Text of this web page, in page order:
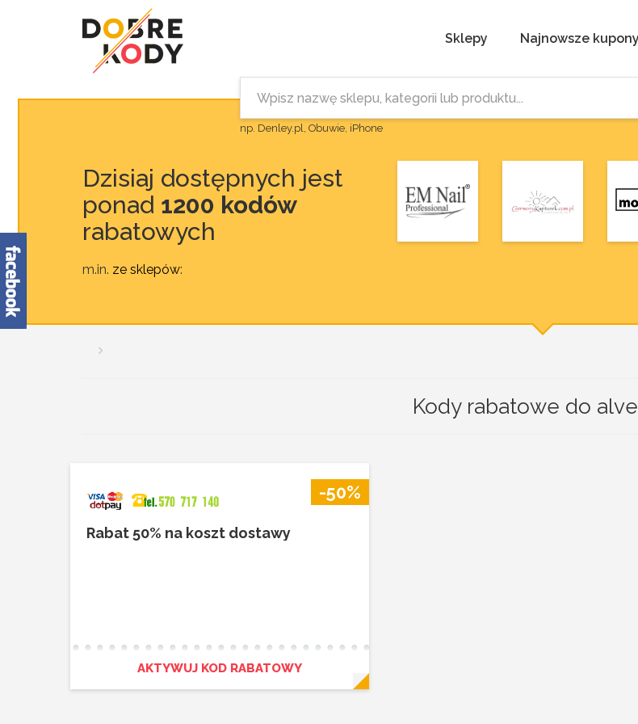
Sklepy Najnowsze
np. Denley.pl, Obuwie, iPhone
Dzisiaj dostępnych jest
ponad 1200 kodów
rabatowych
m.in. ze sklepów:
Kody rabatowe do
-50%
Rabat 50% na koszt dostawy
AKTYWUJ KOD RABATOWY